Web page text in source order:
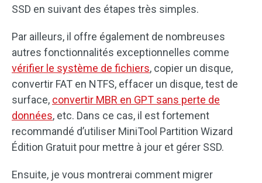
SSD en suivant des étapes très simples.
Par ailleurs, il offre également de nombreuses
autres fonctionnalités exceptionnelles comme
vérifier le système de fichiers, copier un disque,
convertir FAT en NTFS, effacer un disque, test de
surface, convertir MBR en GPT sans perte de
données, etc. Dans ce cas, il est fortement
recommandé d’utiliser MiniTool Partition Wizard
Édition Gratuit pour mettre à jour et gérer SSD.
Ensuite, je vous montrerai comment migrer